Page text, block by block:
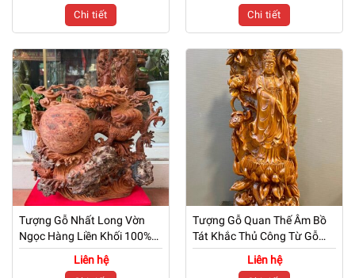
Chi tiết Chi tiết
Tượng Gỗ Nhất Long Vờn
Ngọc Hàng Liền Khối 100%
Khắc Từ Gỗ Nu Hương
Liên hệ
Tượng Gỗ Quan Thế Âm Bồ
Tát Khắc Thủ Công Từ Gỗ
Ngọc Am
Liên hệ